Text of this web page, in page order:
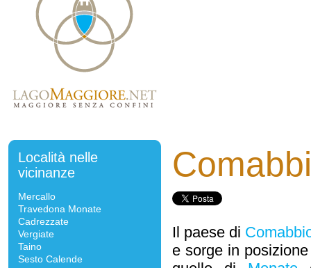
Località nelle
vicinanze
Mercallo
Travedona Monate
Cadrezzate
Vergiate
Taino
Sesto Calende
Il paese di
e sorge in